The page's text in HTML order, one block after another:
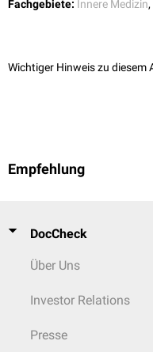
Fachgebiete: Innere Medizin,
Wichtiger Hinweis zu diesem
Empfehlung
DocCheck
Über Uns
Investor Relations
Presse